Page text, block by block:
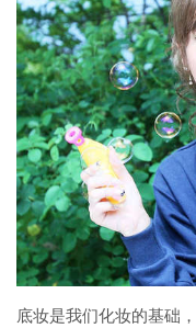
底妆是我们化妆的基础